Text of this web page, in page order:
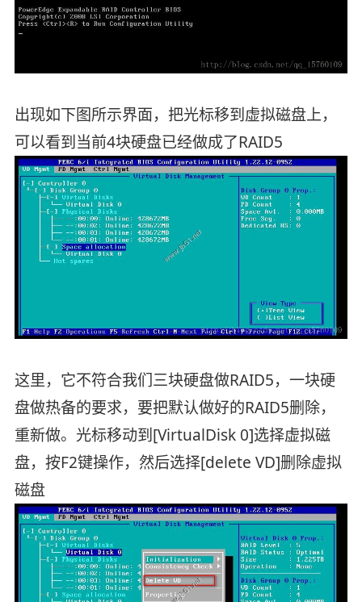
出现如下图所示界面，把光标移到虚拟磁盘上，
可以看到当前4块硬盘已经做成了RAID5
这里，它不符合我们三块硬盘做RAID5，一块硬
盘做热备的要求，要把默认做好的RAID5删除，
重新做。光标移动到[VirtualDisk 0]选择虚拟磁
盘，按F2键操作，然后选择[delete VD]删除虚拟
磁盘